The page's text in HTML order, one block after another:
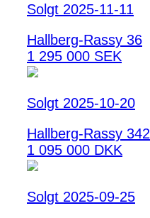
Solgt 2025-11-11
Hallberg-Rassy 36
1 295 000 SEK
Solgt 2025-10-20
Hallberg-Rassy 342
1 095 000 DKK
Solgt 2025-09-25